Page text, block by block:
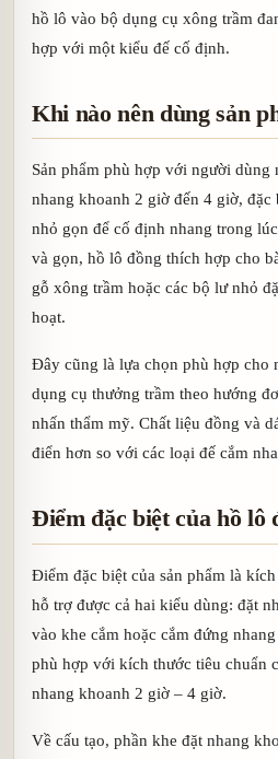
hồ lô vào bộ dụng cụ xông trầm
hợp với một kiểu đế cố định.
Khi nào nên dùng sản
Sản phẩm phù hợp với người dùng
nhang khoanh 2 giờ đến 4 giờ,
nhỏ gọn để cố định nhang trong
và gọn, hồ lô đồng thích hợp cho
gỗ xông trầm hoặc các bộ lư nhỏ
hoạt.
Đây cũng là lựa chọn phù hợp cho
dụng cụ thưởng trầm theo hướng
nhấn thẩm mỹ. Chất liệu đồng và
điển hơn so với các loại đế cắm
Điểm đặc biệt của hồ lô
Điểm đặc biệt của sản phẩm là
hỗ trợ được cả hai kiểu dùng: đặt
vào khe cắm hoặc cắm đứng
phù hợp với kích thước tiêu chuẩn
nhang khoanh 2 giờ – 4 giờ.
Về cấu tạo, phần khe đặt nhang